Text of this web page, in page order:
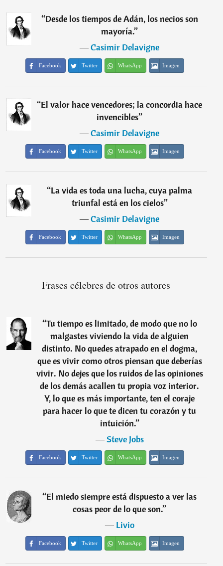
“Desde los tiempos de Adán, los necios son
mayoría.”
―Casimir Delavigne
Facebook Twitter WhatsApp Imagen
“El valor hace vencedores; la concordia hace
invencibles”
―Casimir Delavigne
Facebook Twitter WhatsApp Imagen
“La vida es toda una lucha, cuya palma
triunfal está en los cielos”
―Casimir Delavigne
Facebook Twitter WhatsApp Imagen
Frases célebres de otros autores
“Tu tiempo es limitado, de modo que no lo
malgastes viviendo la vida de alguien
distinto. No quedes atrapado en el dogma,
que es vivir como otros piensan que deberías
vivir. No dejes que los ruidos de las opiniones
de los demás acallen tu propia voz interior.
Y, lo que es más importante, ten el coraje
para hacer lo que te dicen tu corazón y tu
intuición.”
―Steve Jobs
Facebook Twitter WhatsApp Imagen
“El miedo siempre está dispuesto a ver las
cosas peor de lo que son.”
―Livio
Facebook Twitter WhatsApp Imagen